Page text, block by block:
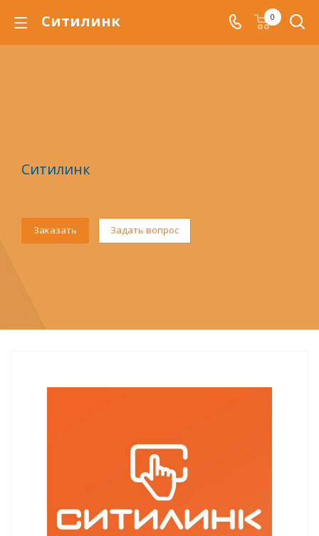
Ситилинк 0
Ситилинк
Заказать Задать вопрос